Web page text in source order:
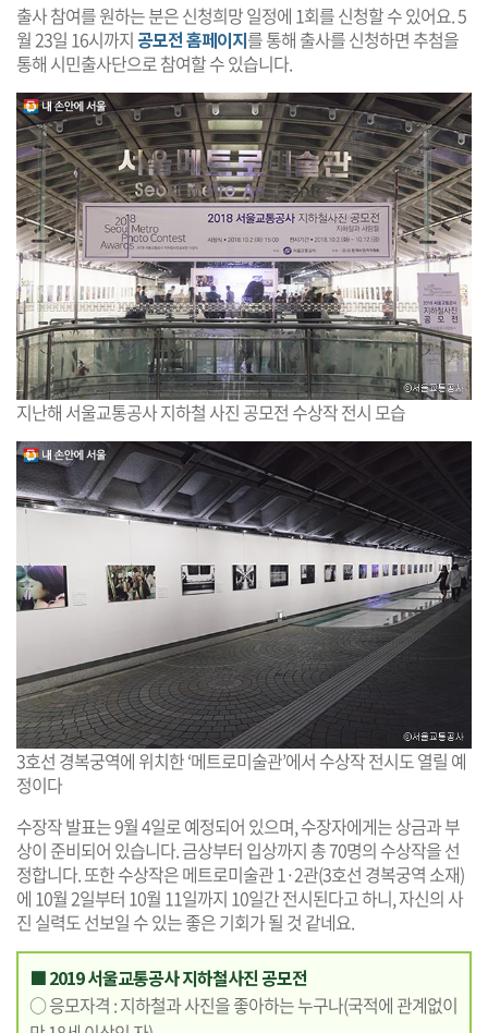
출사 참여를 원하는 분은 신청희망 일정에 1회를 신청할 수 있어요. 5
월 23일 16시까지 공모전 홈페이지를 통해 출사를 신청하면 추첨을
통해 시민출사단으로 참여할 수 있습니다.
지난해 서울교통공사 지하철 사진 공모전 수상작 전시 모습
3호선 경복궁역에 위치한 ‘메트로미술관’에서 수상작 전시도 열릴 예
정이다
수장작 발표는 9월 4일로 예정되어 있으며, 수장자에게는 상금과 부
상이 준비되어 있습니다. 금상부터 입상까지 총 70명의 수상작을 선
정합니다. 또한 수상작은 메트로미술관 1·2관(3호선 경복궁역 소재)
에 10월 2일부터 10월 11일까지 10일간 전시된다고 하니, 자신의 사
진 실력도 선보일 수 있는 좋은 기회가 될 것 같네요.
■ 2019 서울교통공사 지하철사진 공모전
○ 응모자격 : 지하철과 사진을 좋아하는 누구나(국적에 관계없이